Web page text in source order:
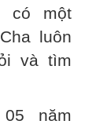
có một
luôn
và tìm
năm